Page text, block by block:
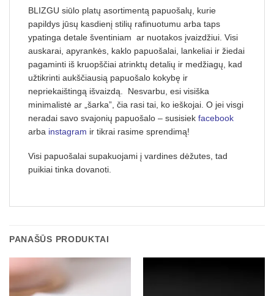
BLIZGU siūlo platų asortimentą papuošalų, kurie
papildys jūsų kasdienį stilių rafinuotumu arba taps
ypatinga detale šventiniam ar nuotakos įvaizdžiui. Visi
auskarai, apyrankės, kaklo papuošalai, lankeliai ir žiedai
pagaminti iš kruopščiai atrinktų detalių ir medžiagų, kad
užtikrinti aukščiausią papuošalo kokybę ir
nepriekaištingą išvaizdą. Nesvarbu, esi visiška
minimalistė ar „šarka”, čia rasi tai, ko ieškojai. O jei visgi
neradai savo svajonių papuošalo – susisiek facebook
arba instagram ir tikrai rasime sprendimą!
Visi papuošalai supakuojami į vardines dėžutes, tad
puikiai tinka dovanoti.
PANAŠŪS PRODUKTAI